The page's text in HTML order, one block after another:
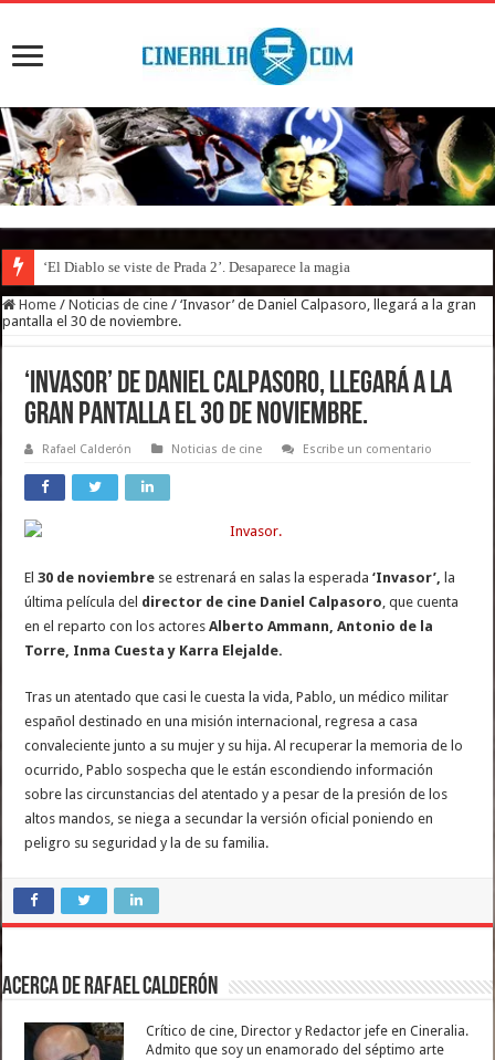
‘El Diablo se viste de Prada 2’. Desaparece la magia
Home / Noticias de cine / ‘Invasor’ de Daniel Calpasoro, llegará a la gran
pantalla el 30 de noviembre.
‘Invasor’ de Daniel Calpasoro, llegará a la
gran pantalla el 30 de noviembre.
Rafael Calderón Noticias de cine Escribe un comentario
El30 de noviembre se estrenará en salas la esperada ‘Invasor’, la
última película del director de cine Daniel Calpasoro, que cuenta
en el reparto con los actoresAlberto Ammann, Antonio de la
Torre, Inma Cuesta y Karra Elejalde.
Tras un atentado que casi le cuesta la vida, Pablo, un médico militar
español destinado en una misión internacional, regresa a casa
convaleciente junto a su mujer y su hija. Al recuperar la memoria de lo
ocurrido, Pablo sospecha que le están escondiendo información
sobre las circunstancias del atentado y a pesar de la presión de los
altos mandos, se niega a secundar la versión oficial poniendo en
peligro su seguridad y la de su familia.
Acerca de Rafael Calderón
Crítico de cine, Director y Redactor jefe en Cineralia.
Admito que soy un enamorado del séptimo arte